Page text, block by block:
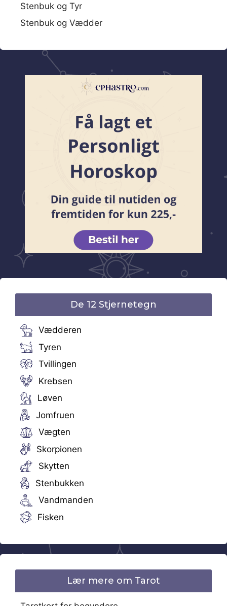
Stenbuk og Tyr
Stenbuk og Vædder
De 12 Stjernetegn
Vædderen
Tyren
Tvillingen
Krebsen
Løven
Jomfruen
Vægten
Skorpionen
Skytten
Stenbukken
Vandmanden
Fisken
Lær mere om Tarot